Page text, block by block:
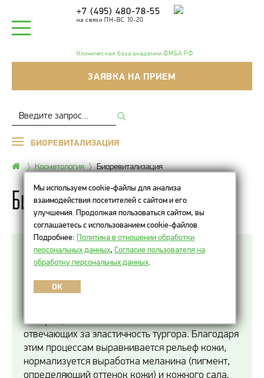
+7 (495) 480-78-55
на связи ПН-ВС 10-20
Клиническая база академии ФМБА РФ
ЗАЯВКА НА ПРИЕМ
БИОРЕВИТАЛИЗАЦИЯ
Косметология Биоревитализация
Биоревитализация
Биоревитализация — инъекционная методика
омоложения кожи, основанная на применении
препаратов гиалуроновой кислоты (сокр. ГК),
возвращающей упругость, способствующей
стимуляции синтеза коллагена и эластина,
отвечающих за эластичность тургора. Благодаря
этим процессам выравнивается рельеф кожи,
нормализуется выработка меланина (пигмент,
определяющий оттенок кожи) и кожного сала.
Мы используем cookie-файлы для анализа
взаимодействия посетителей с сайтом и его
улучшения. Продолжая пользоваться сайтом, вы
соглашаетесь с использованием cookie-файлов.
Подробнее:Политика в отношении обработки
персональных данных,Согласие пользователя на
обработку персональных данных
OK